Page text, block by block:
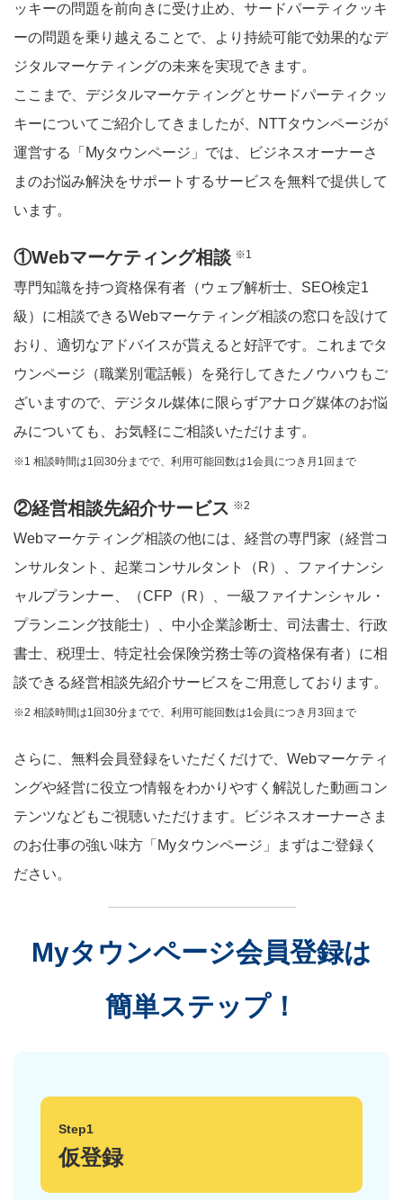
ッキーの問題を前向きに受け止め、サードパーティクッキ
ーの問題を乗り越えることで、より持続可能で効果的なデ
ジタルマーケティングの未来を実現できます。
ここまで、デジタルマーケティングとサードパーティクッ
キーについてご紹介してきましたが、NTTタウンページが
運営する「Myタウンページ」では、ビジネスオーナーさ
まのお悩み解決をサポートするサービスを無料で提供して
います。
①Webマーケティング相談 ※1
専門知識を持つ資格保有者（ウェブ解析士、SEO検定1
級）に相談できるWebマーケティング相談の窓口を設けて
おり、適切なアドバイスが貰えると好評です。これまでタ
ウンページ（職業別電話帳）を発行してきたノウハウもご
ざいますので、デジタル媒体に限らずアナログ媒体のお悩
みについても、お気軽にご相談いただけます。
※1 相談時間は1回30分までで、利用可能回数は1会員につき月1回まで
②経営相談先紹介サービス ※2
Webマーケティング相談の他には、経営の専門家（経営コ
ンサルタント、起業コンサルタント（R）、ファイナンシ
ャルプランナー、（CFP（R）、一級ファイナンシャル・
プランニング技能士）、中小企業診断士、司法書士、行政
書士、税理士、特定社会保険労務士等の資格保有者）に相
談できる経営相談先紹介サービスをご用意しております。
※2 相談時間は1回30分までで、利用可能回数は1会員につき月3回まで
さらに、無料会員登録をいただくだけで、Webマーケティ
ングや経営に役立つ情報をわかりやすく解説した動画コン
テンツなどもご視聴いただけます。ビジネスオーナーさま
のお仕事の強い味方「Myタウンページ」まずはご登録く
ださい。
Myタウンページ会員登録は
簡単ステップ！
Step1
仮登録